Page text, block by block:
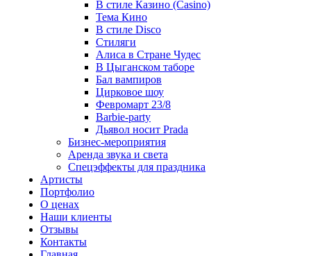
В стиле Казино (Casino)
Тема Кино
В стиле Disco
Стиляги
Алиса в Стране Чудес
В Цыганском таборе
Бал вампиров
Цирковое шоу
Февромарт 23/8
Barbie-party
Дьявол носит Prada
Бизнес-мероприятия
Аренда звука и света
Спецэффекты для праздника
Артисты
Портфолио
О ценах
Наши клиенты
Отзывы
Контакты